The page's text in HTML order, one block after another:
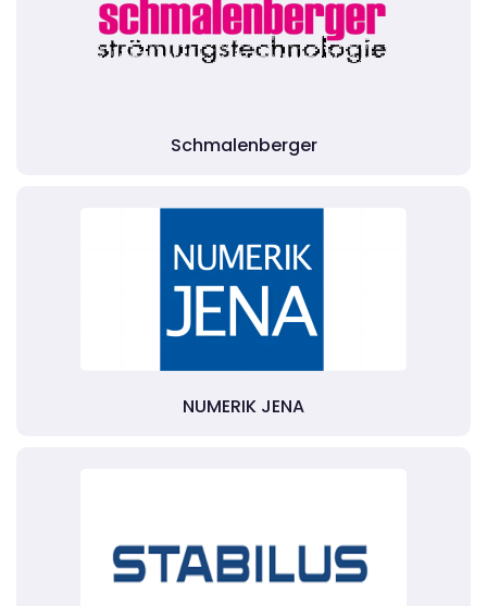
Schmalenberger
NUMERIK JENA